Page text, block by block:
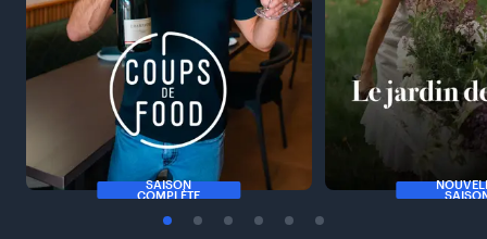
SAISON
COMPLÈTE